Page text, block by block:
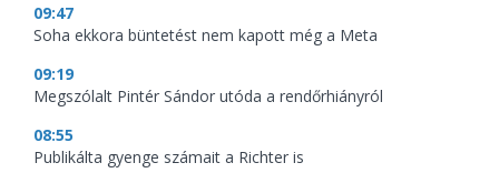
09:47
Soha ekkora büntetést nem kapott még a Meta
09:19
Megszólalt Pintér Sándor utóda a rendőrhiányról
08:55
Publikálta gyenge számait a Richter is